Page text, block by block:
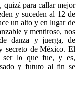
quizá para callar mejor
y suceden al 12 de
un alto y en lugar de
y mentiroso, nos
danza y juerga, de
secreto de México. El
ser lo que fue, y es,
y futuro al fin se